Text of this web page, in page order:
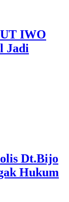
IWO
Jadi
Dt.Bijo
Hukum